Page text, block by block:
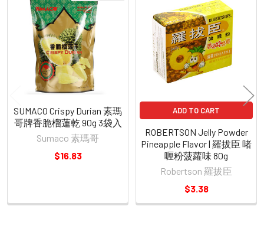
Related
Products
SUMACO Crispy Durian 素瑪
哥牌香脆榴蓮乾 90g 3袋入
Sumaco 素瑪哥
$16.83
ADD TO CART
ROBERTSON Jelly Powder
Pineapple Flavor | 羅拔臣 啫
喱粉菠蘿味 80g
Robertson 羅拔臣
$3.38